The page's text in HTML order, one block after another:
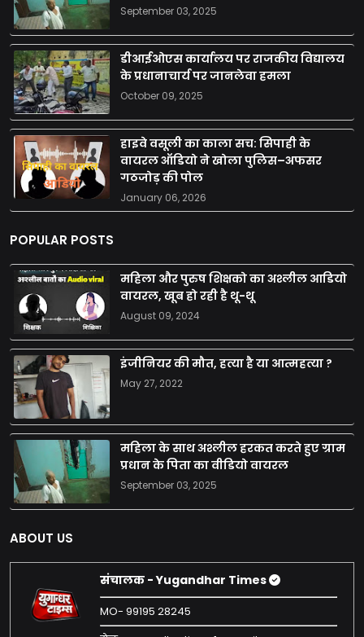
September 03, 2025
डीआईओएस कार्यालय पर राजकीय विद्यालय
के प्रधानाचार्य पर जानलेवा हमला
October 09, 2025
हाइवे वसूली का काला सच: सिपाही के
वायरल ऑडियो ने खोला पुलिस–अफसर
गठजोड़ की पोल
January 06, 2026
POPULAR POSTS
महिला और पुरुष शिक्षको का अश्लील आडियो
वायरल, खूब हो रही है थू-थू
August 09, 2024
इंजीनियर की मौत, हत्या है या आत्महत्या ?
May 27, 2022
महिला के साथ अश्लील हरकत करते हुए ग्राम
प्रधान के पिता का वीडियो वायरल
September 03, 2025
ABOUT US
संचालक - Yugandhar Times
MO- 99195 28245